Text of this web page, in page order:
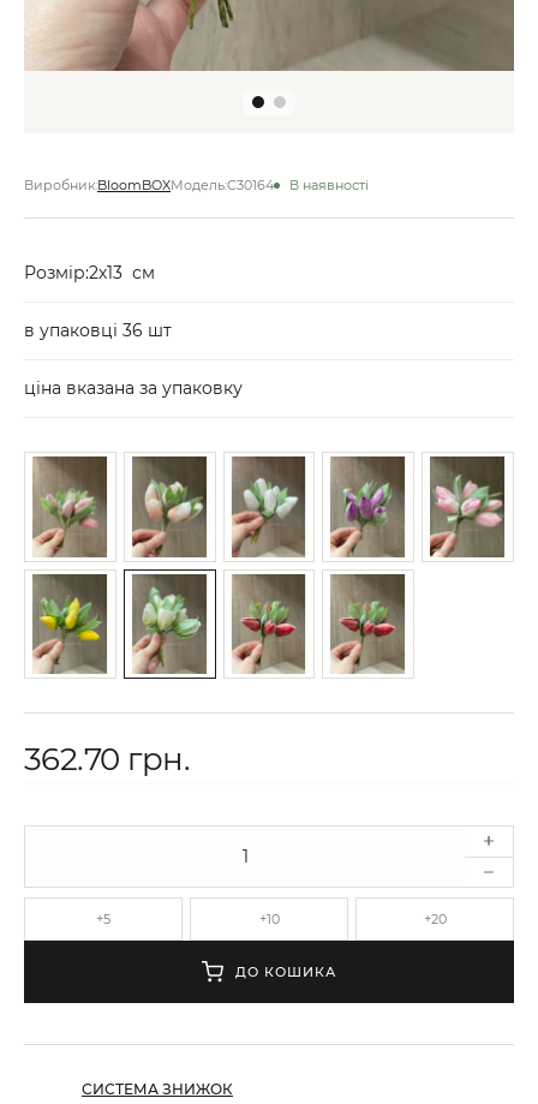
Виробник:BloomBOXМодель:C30164 В наявності
Розмір:2х13 см
в упаковці 36 шт
ціна вказана за упаковку
362.70 грн.
+5 +10 +20
ДО КОШИКА
СИСТЕМА ЗНИЖОК